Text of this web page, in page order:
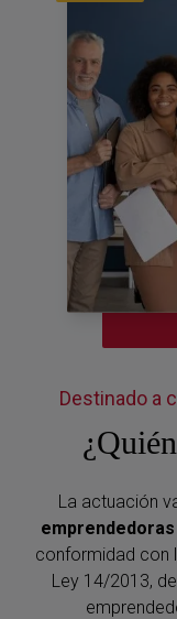
Destinado a
La actuación
conformidad con
Ley 14/2013,